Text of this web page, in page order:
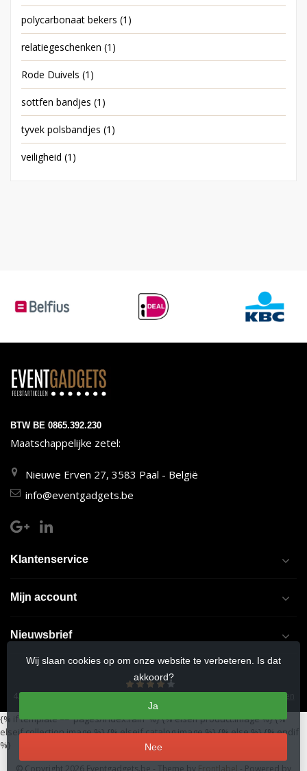
polycarbonaat bekers (1)
relatiegeschenken (1)
Rode Duivels (1)
sottfen bandjes (1)
tyvek polsbandjes (1)
veiligheid (1)
BTW BE 0865.392.230
Maatschappelijke zetel:
Nieuwe Erven 27, 3583 Paal - België
info@eventgadgets.be
Klantenservice
Mijn account
Nieuwsbrief
4.5/5sterren op basis van9/10beoordelingen.Lees 9/10 beoordelingen
{% if template == 'pages/index.rain' %}{% elseif product.image %}{%
elseif collection.image %}{% elseif catalog.image %}{% else %}{% endif
%}
Wij slaan cookies op om onze website te verbeteren. Is dat
akkoord?
Ja
Nee
© Copyright 2026 Eventgadgets.be - Theme by Frontlabel - Powered by